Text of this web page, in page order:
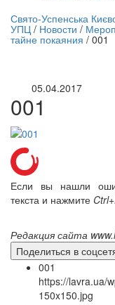
трансляция | 12
Свято-Успенська
УПЦ / Новости /
тайне покаяния / 001
05.04.2017
001
Если вы нашли
текста и нажмите
Редакция сайта
Поделиться в
001
https://lavra.ua/
150x150.jpg